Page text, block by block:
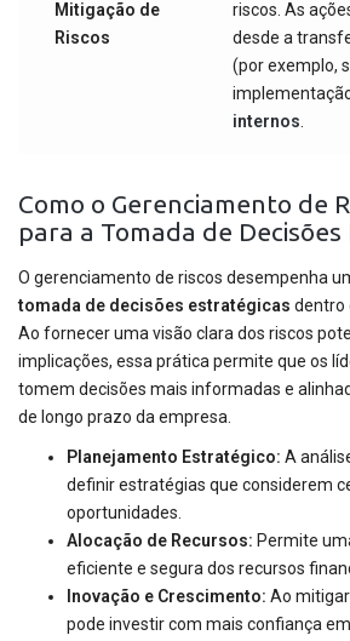
Mitigação de
Riscos
riscos. As
desde a
(por exemplo,
internos.
Como o Gerenciamento de
para a Tomada de
O gerenciamento de riscos desempenha
tomada de decisões estratégicas dentro
Ao fornecer uma visão clara dos riscos
implicações, essa prática permite que os
tomem decisões mais informadas e
de longo prazo da empresa.
Planejamento Estratégico: A
definir estratégias que considerem
oportunidades.
Alocação de Recursos: Permite
eficiente e segura dos recursos
Inovação e Crescimento: Ao
pode investir com mais confiança